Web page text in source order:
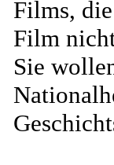
Films,
Film
Sie